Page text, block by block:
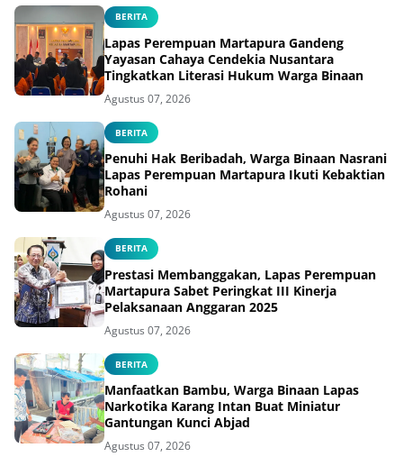
BERITA
Lapas Perempuan Martapura Gandeng
Yayasan Cahaya Cendekia Nusantara
Tingkatkan Literasi Hukum Warga Binaan
Agustus 07, 2026
BERITA
Penuhi Hak Beribadah, Warga Binaan Nasrani
Lapas Perempuan Martapura Ikuti Kebaktian
Rohani
Agustus 07, 2026
BERITA
Prestasi Membanggakan, Lapas Perempuan
Martapura Sabet Peringkat III Kinerja
Pelaksanaan Anggaran 2025
Agustus 07, 2026
BERITA
Manfaatkan Bambu, Warga Binaan Lapas
Narkotika Karang Intan Buat Miniatur
Gantungan Kunci Abjad
Agustus 07, 2026